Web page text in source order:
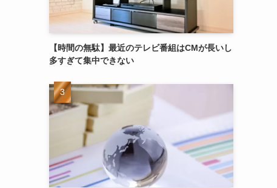
【時間の無駄】最近のテレビ番組はCMが長いし
多すぎて集中できない